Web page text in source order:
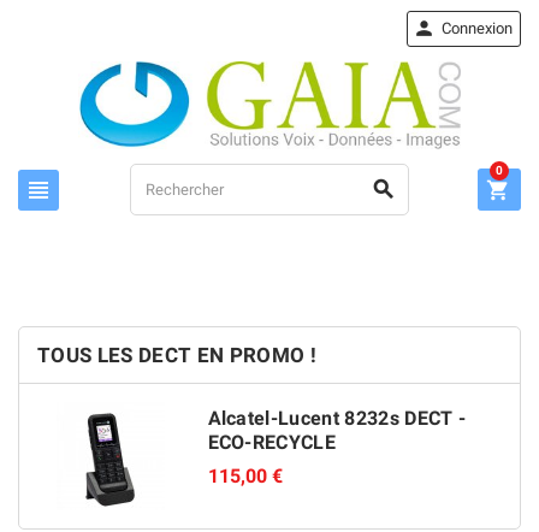
 
 Connexion

0
TOUS LES DECT EN PROMO !
Alcatel-Lucent 8232s DECT -
ECO-RECYCLE
115,00 €